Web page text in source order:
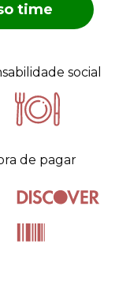
time
social
de pagar